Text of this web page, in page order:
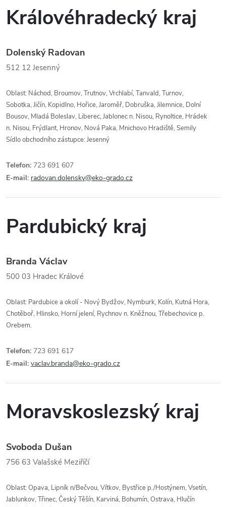
Královéhradecký kraj
Dolenský Radovan
512 12 Jesenný
Oblast: Náchod, Broumov, Trutnov, Vrchlabí, Tanvald, Turnov,
Sobotka, Jičín, Kopidlno, Hořice, Jaroměř, Dobruška, Jilemnice, Dolní
Bousov, Mladá Boleslav, Liberec, Jablonec n. Nisou, Rynoltice, Hrádek
n. Nisou, Frýdlant, Hronov, Nová Paka, Mnichovo Hradiště, Semily
Sídlo obchodního zástupce: Jesenný
Telefon: 723 691 607
E-mail: radovan.dolensky@eko-grado.cz
Pardubický kraj
Branda Václav
500 03 Hradec Králové
Oblast: Pardubice a okolí - Nový Bydžov, Nymburk, Kolín, Kutná Hora,
Chotěboř, Hlinsko, Horní jelení, Rychnov n. Kněžnou, Třebechovice p.
Orebem.
Telefon: 723 691 617
E-mail: vaclav.branda@eko-grado.cz
Moravskoslezský kraj
Svoboda Dušan
756 63 Valašské Meziříčí
Oblast: Opava, Lipník n/Bečvou, Vítkov, Bystřice p./Hostýnem, Vsetín,
Jablunkov, Třinec, Český Těšín, Karviná, Bohumín, Ostrava, Hlučín